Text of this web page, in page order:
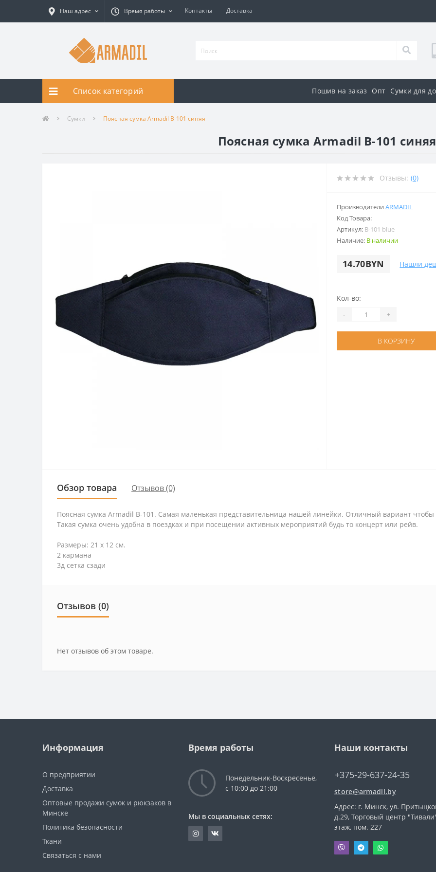
Наш адрес Время работы Контакты Доставка
Список категорий Пошив на заказ Опт Сумки для
Сумки Поясная сумка Armadil B-101 синяя
Поясная сумка Armadil B-101 синяя
Отзывы: (0)
Производители ARMADIL
Код Товара:
Артикул: B-101 blue
Наличие: В наличии
14.70BYN Нашли
Кол-во:
- +
В КОРЗИНУ
Обзор товара Отзывов (0)
Поясная сумка Armadil B-101. Самая маленькая представительница нашей линейки. Отличный вариант
Такая сумка очень удобна в поездках и при посещении активных мероприятий будь то концерт или рейв.
Размеры: 21 х 12 см.
2 кармана
3д сетка сзади
Отзывов (0)
Нет отзывов об этом товаре.
Информация
О предприятии
Доставка
Оптовые продажи сумок и рюкзаков в
Минске
Политика безопасности
Ткани
Связаться с нами
Время работы
Понедельник-Воскресенье,
с 10:00 до 21:00
Мы в социальных сетях:
Наши контакты
+375-29-637-24-35
store@armadil.by
Адрес: г. Минск, ул.
д.29, Торговый центр
этаж, пом. 227